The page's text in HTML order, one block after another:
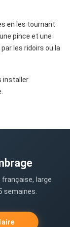
en les tournant
pince et une
les ridoirs ou la
installer
large
semaines.